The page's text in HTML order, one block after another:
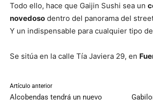
Todo ello, hace que Gaijin Sushi sea un
novedoso dentro del panorama del
Y un indispensable para cualquier tipo
Se sitúa en la calle Tía Javiera 29, en
Artículo anterior
Alcobendas tendrá un nuevo